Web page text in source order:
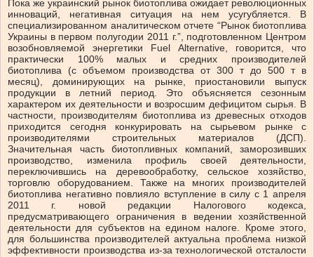
Пока же украинский рынок биотоплива ожидает революционных
инноваций, негативная ситуация на нем усугубляется. В
специализированном аналитическом отчете “Рынок биотоплива
Украины в первом полугодии 2011 г.”, подготовленном Центром
возобновляемой энергетики Fuel Alternative, говорится, что
практически 100% малых и средних производителей
биотоплива (с объемом производства от 300 т до 500 т в
месяц), доминирующих на рынке, приостановили выпуск
продукции в летний период. Это объясняется сезонным
характером их деятельности и возросшим дефицитом сырья. В
частности, производителям биотоплива из древесных отходов
приходится сегодня конкурировать на сырьевом рынке с
производителями строительных материалов (ДСП).
Значительная часть биотопливных компаний, заморозивших
производство, изменила профиль своей деятельности,
переключившись на деревообработку, сельское хозяйство,
торговлю оборудованием. Также на многих производителей
биотоплива негативно повлияло вступление в силу с 1 апреля
2011 г. новой редакции Налогового кодекса,
предусматривающего ограничения в ведении хозяйственной
деятельности для субъектов на едином налоге. Кроме этого,
для большинства производителей актуальна проблема низкой
эффективности производства из-за технологической отсталости